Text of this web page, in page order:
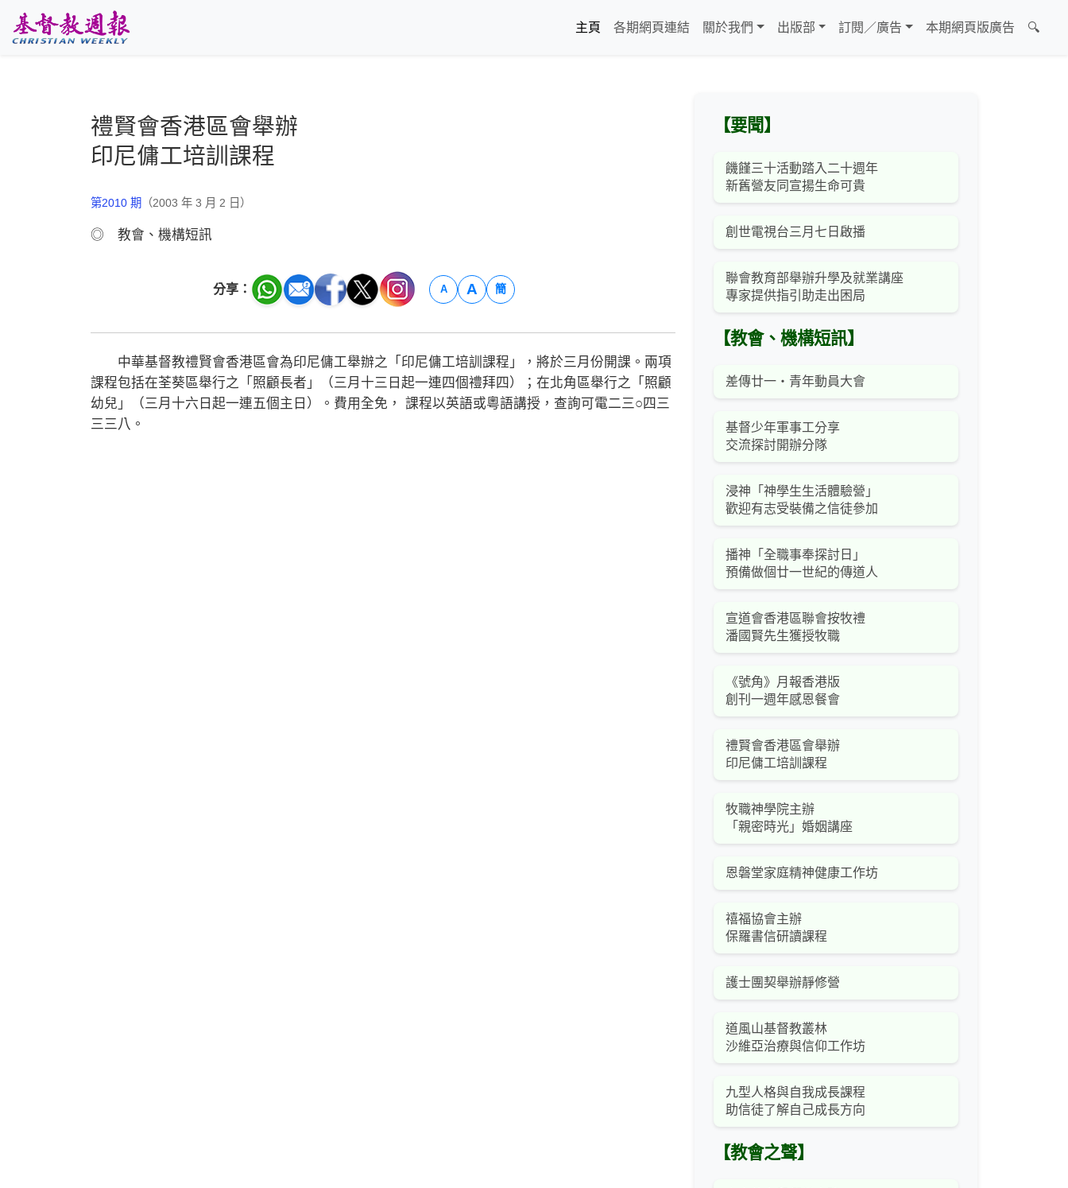
主頁
各期網頁連結 關於我們 出版部 訂閱／廣告 本期網頁版廣告 🔍
禮賢會香港區會舉辦
印尼傭工培訓課程
第2010 期 （2003 年 3 月 2 日）
◎ 教會、機構短訊
分享： A A 簡
中華基督教禮賢會香港區會為印尼傭工舉辦之「印尼傭工培訓課程」，將於三月份開課。兩項
課程包括在荃葵區舉行之「照顧長者」（三月十三日起一連四個禮拜四）；在北角區舉行之「照顧
幼兒」（三月十六日起一連五個主日）。費用全免， 課程以英語或粵語講授，查詢可電二三○四三
三三八。
【要聞】
饑饉三十活動踏入二十週年
新舊營友同宣揚生命可貴
創世電視台三月七日啟播
聯會教育部舉辦升學及就業講座
專家提供指引助走出困局
【教會、機構短訊】
差傳廿一‧青年動員大會
基督少年軍事工分享
交流探討開辦分隊
浸神「神學生生活體驗營」
歡迎有志受裝備之信徒參加
播神「全職事奉探討日」
預備做個廿一世紀的傳道人
宣道會香港區聯會按牧禮
潘國賢先生獲授牧職
《號角》月報香港版
創刊一週年感恩餐會
禮賢會香港區會舉辦
印尼傭工培訓課程
牧職神學院主辦
「親密時光」婚姻講座
恩磐堂家庭精神健康工作坊
禧福協會主辦
保羅書信研讀課程
護士團契舉辦靜修營
道風山基督教叢林
沙維亞治療與信仰工作坊
九型人格與自我成長課程
助信徒了解自己成長方向
【教會之聲】